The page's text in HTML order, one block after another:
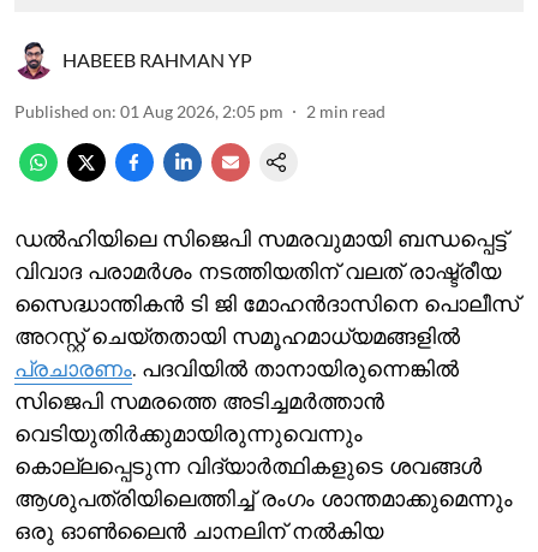
HABEEB RAHMAN YP
Published on: 01 Aug 2026, 2:05 pm 2 min read
ഡല്‍ഹിയിലെ സിജെപി സമരവുമായി ബന്ധപ്പെട്ട്
വിവാദ പരാമര്‍ശം നടത്തിയതിന് വലത് രാഷ്ട്രീയ
സൈദ്ധാന്തികന്‍ ടി ജി മോഹന്‍ദാസിനെ പൊലീസ്
അറസ്റ്റ് ചെയ്തതായി സമൂഹമാധ്യമങ്ങളില്‍
പ്രചാരണം. പദവിയില്‍ താനായിരുന്നെങ്കില്‍‌
സിജെപി സമരത്തെ അടിച്ചമര്‍ത്താന്‍
വെടിയുതിര്‍ക്കുമായിരുന്നുവെന്നും
കൊല്ലപ്പെടുന്ന വിദ്യാര്‍ത്ഥികളുടെ ശവങ്ങള്‍
ആശുപത്രിയിലെത്തിച്ച് രംഗം ശാന്തമാക്കുമെന്നും
ഒരു ഓണ്‍ലൈന്‍ ചാനലിന് നല്‍കിയ